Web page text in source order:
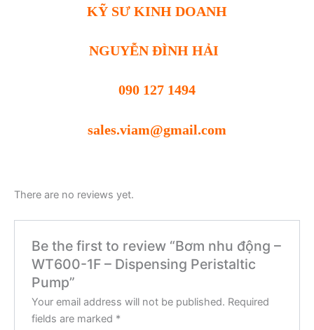
KỸ SƯ KINH DOANH
NGUYỄN ĐÌNH HẢI
090 127 1494
sales.viam@gmail.com
There are no reviews yet.
Be the first to review “Bơm nhu động –
WT600-1F – Dispensing Peristaltic
Pump”
Your email address will not be published. Required
fields are marked *